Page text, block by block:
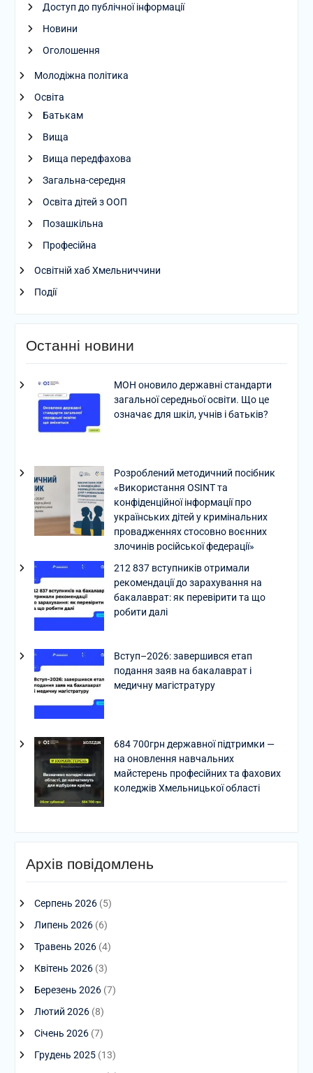
Доступ до публічної інформації
Новини
Оголошення
Молодіжна політика
Освіта
Батькам
Вища
Вища передфахова
Загальна-середня
Освіта дітей з ООП
Позашкільна
Професійна
Освітній хаб Хмельниччини
Події
Останні новини
МОН оновило державні стандарти
загальної середньої освіти. Що це
означає для шкіл, учнів і батьків?
Розроблений методичний посібник
«Використання OSINT та
конфіденційної інформації про
українських дітей у кримінальних
провадженнях стосовно воєнних
злочинів російської федерації»
212 837 вступників отримали
рекомендації до зарахування на
бакалаврат: як перевірити та що
робити далі
Вступ–2026: завершився етап
подання заяв на бакалаврат і
медичну магістратуру
684 700грн державної підтримки —
на оновлення навчальних
майстерень професійних та фахових
коледжів Хмельницької області
Архів повідомлень
Серпень 2026(5)
Липень 2026(6)
Травень 2026(4)
Квітень 2026(3)
Березень 2026(7)
Лютий 2026(8)
Січень 2026(7)
Грудень 2025(13)